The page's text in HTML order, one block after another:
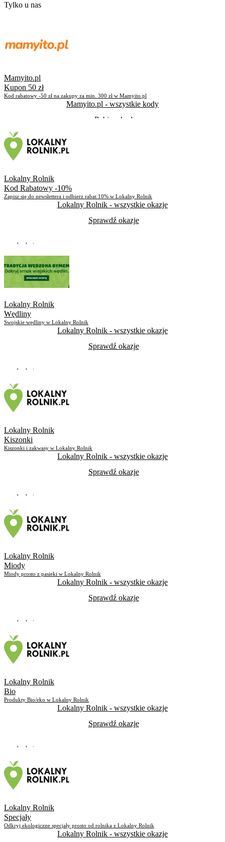
Tylko u nas
Mamyito.pl
Kupon 50 zł
Kod rabatowy -50 zł na zakupy za min. 300 zł w Mamyito.pl
Mamyito.pl - wszystkie kody
Pobierz kod
Pozostało145 dni
Lokalny Rolnik
Kod Rabatowy -10%
Zapisz się do newslettera i odbierz rabat 10% w Lokalny Rolnik
Lokalny Rolnik - wszystkie okazje
Sprawdź okazje
Do odwołania
Skorzystało278
Lokalny Rolnik
Wędliny
Swojskie wędliny w Lokalny Rolnik
Lokalny Rolnik - wszystkie okazje
Sprawdź okazje
Do odwołania
Skorzystało177
Lokalny Rolnik
Kiszonki
Kiszonki i zakwasy w Lokalny Rolnik
Lokalny Rolnik - wszystkie okazje
Sprawdź okazje
Do odwołania
Skorzystało197
Lokalny Rolnik
Miody
Miody prosto z pasieki w Lokalny Rolnik
Lokalny Rolnik - wszystkie okazje
Sprawdź okazje
Do odwołania
Skorzystało200
Lokalny Rolnik
Bio
Produkty Bio/eko w Lokalny Rolnik
Lokalny Rolnik - wszystkie okazje
Sprawdź okazje
Do odwołania
Skorzystało166
Lokalny Rolnik
Specjały
Odkryj ekologiczne specjały prosto od rolnika z Lokalny Rolnik
Lokalny Rolnik - wszystkie okazje